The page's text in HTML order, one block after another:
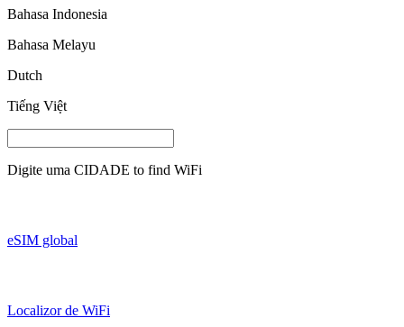
Bahasa Indonesia
Bahasa Melayu
Dutch
Tiếng Việt
Digite uma CIDADE to find WiFi
eSIM global
Localizor de WiFi